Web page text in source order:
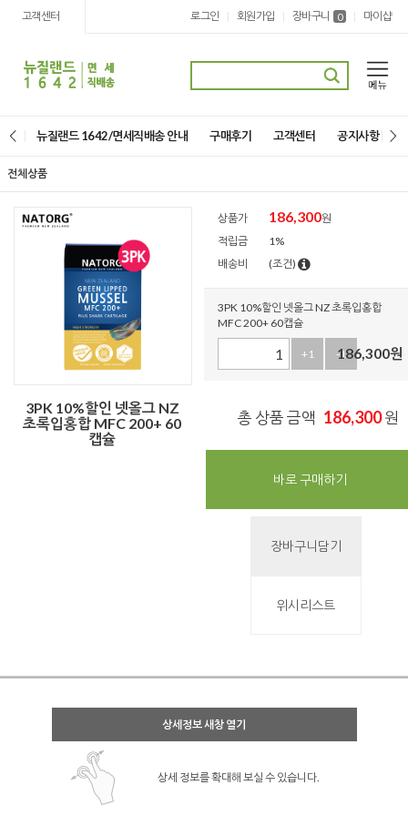
고객센터 로그인 | 회원가입 | 장바구니 0 | 마이샵
뉴질랜드 1642/면세직배송 안내 구매후기 고객센터 공지사항
전체상품
3PK 10%할인 넷올그 NZ
초록입홍합 MFC 200+ 60
캡슐
상품가 186,300원
적립금
1%
배송비
(조건)
3PK 10%할인 넷올그 NZ 초록입홍합
MFC 200+ 60캡슐
+1 -1
186,300원
총 상품 금액 186,300원
바로 구매하기
장바구니담기
위시리스트
상세정보 새창 열기
상세 정보를 확대해 보실 수 있습니다.